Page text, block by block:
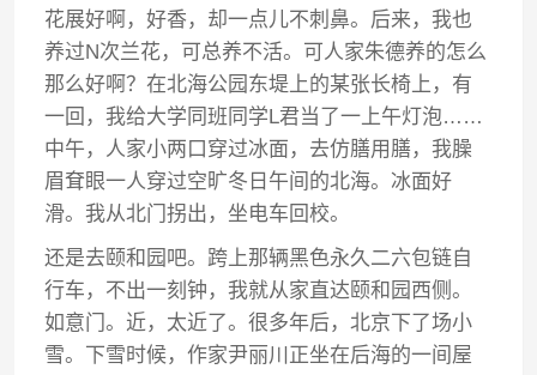
花展好啊，好香，却一点儿不刺鼻。后来，我也
养过N次兰花，可总养不活。可人家朱德养的怎么
那么好啊？在北海公园东堤上的某张长椅上，有
一回，我给大学同班同学L君当了一上午灯泡……
中午，人家小两口穿过冰面，去仿膳用膳，我臊
眉耷眼一人穿过空旷冬日午间的北海。冰面好
滑。我从北门拐出，坐电车回校。
还是去颐和园吧。跨上那辆黑色永久二六包链自
行车，不出一刻钟，我就从家直达颐和园西侧。
如意门。近，太近了。很多年后，北京下了场小
雪。下雪时候，作家尹丽川正坐在后海的一间屋